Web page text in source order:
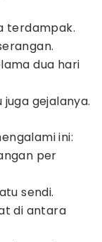
terdampak.
dua hari
gejalanya.
ini:
per
sendi.
di antara